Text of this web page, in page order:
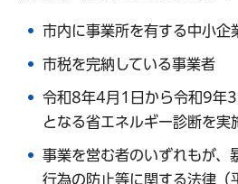
市内に事業所を有する中小企
市税を完納している事業者
令和8年4月1日から令和9年
となる省エネルギー診断を実
事業を営む者のいずれもが、
行為の防止等に関する法律（